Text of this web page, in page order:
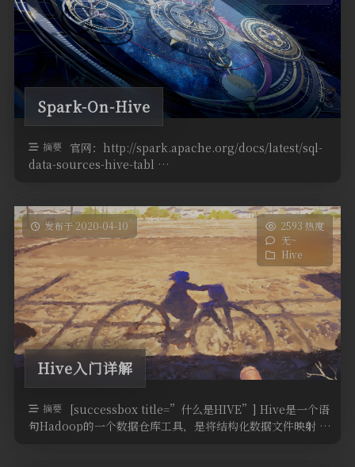
Spark-On-Hive
摘要
官网：http://spark.apache.org/docs/latest/sql-
data-sources-hive-tabl …
发布于 2020-04-10
2593 热度
无~
Hive
Hive入门详解
摘要
[successbox title=”什么是HIVE”] Hive是一个语
句Hadoop的一个数据仓库工具，是将结构化数据文件映射 …